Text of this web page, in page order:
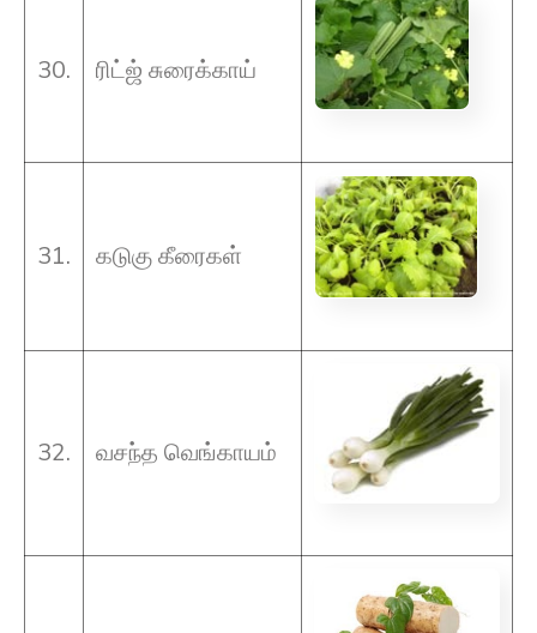
30. ரிட்ஜ் சுரைக்காய்
31. கடுகு கீரைகள்
32. வசந்த வெங்காயம்